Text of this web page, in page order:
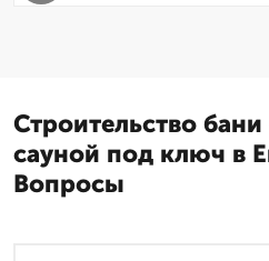
Строительство
сауной под ключ в
Вопросы